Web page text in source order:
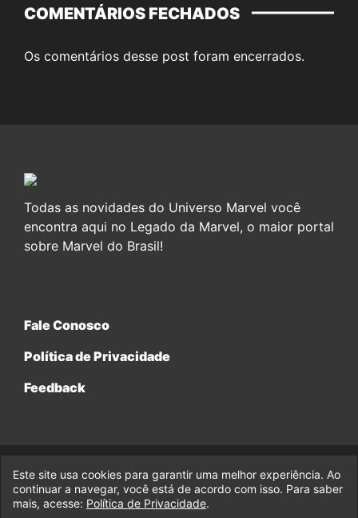
COMENTÁRIOS FECHADOS
Os comentários desse post foram encerrados.
Todas as novidades do Universo Marvel você
encontra aqui no Legado da Marvel, o maior portal
sobre Marvel do Brasil!
Fale Conosco
Política de Privacidade
Feedback
© 2017-2026 Legado da Marvel, uma empresa da Legado
Enterprises.
Este site usa cookies para garantir uma melhor experiência. Ao
continuar a navegar, você está de acordo com isso. Para saber
mais, acesse: Política de Privacidade.